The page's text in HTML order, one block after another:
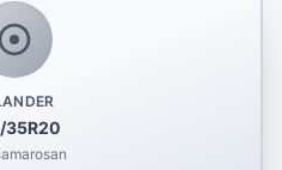
35R20